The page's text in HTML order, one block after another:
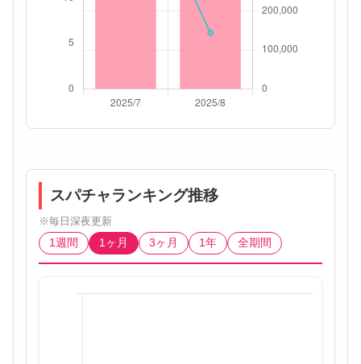
スパチャランキング推移
※毎日深夜更新
1週間
1ヶ月 3ヶ月 1年 全期間